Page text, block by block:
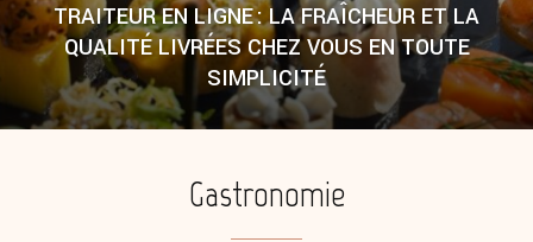
TRAITEUR EN LIGNE : LA FRAÎCHEUR ET LA
QUALITÉ LIVRÉES CHEZ VOUS EN TOUTE
SIMPLICITÉ
Gastronomie